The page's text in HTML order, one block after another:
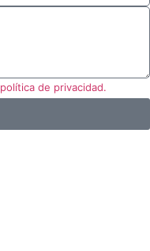
política de privacidad.